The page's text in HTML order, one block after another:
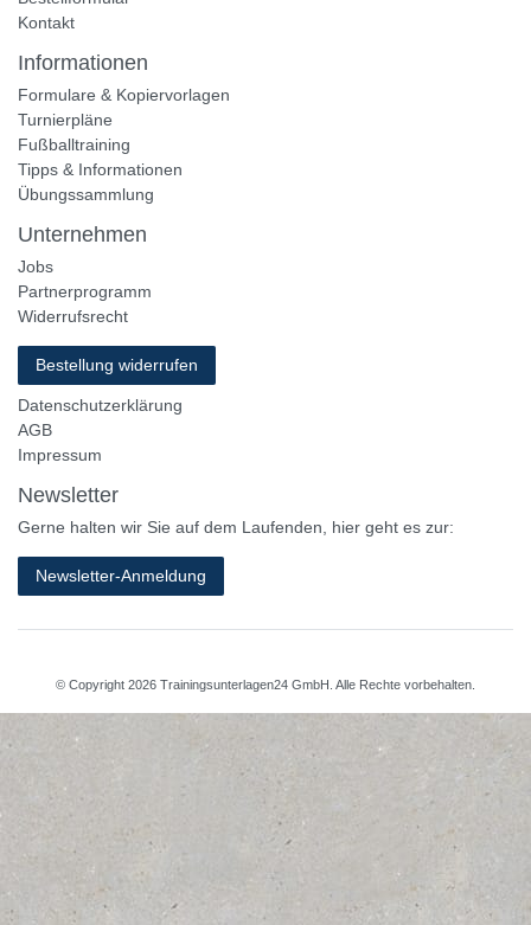
Kontakt
Informationen
Formulare & Kopiervorlagen
Turnierpläne
Fußballtraining
Tipps & Informationen
Übungssammlung
Unternehmen
Jobs
Partnerprogramm
Widerrufsrecht
Bestellung widerrufen
Datenschutzerklärung
AGB
Impressum
Newsletter
Gerne halten wir Sie auf dem Laufenden, hier geht es zur:
Newsletter-Anmeldung
© Copyright 2026 Trainingsunterlagen24 GmbH. Alle Rechte vorbehalten.